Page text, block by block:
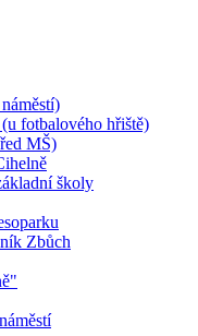
fotbalového hřiště)
MŠ)
školy
Zbůch